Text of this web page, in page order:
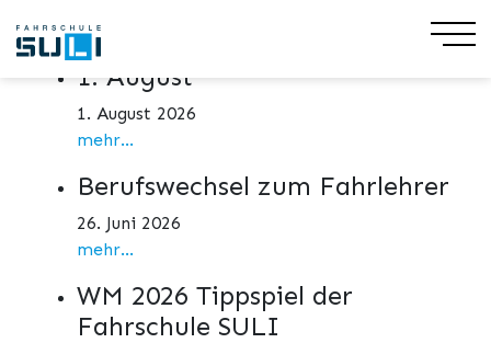
Aktuelles
1. August
1. August 2026
mehr...
Berufswechsel zum Fahrlehrer
26. Juni 2026
mehr...
WM 2026 Tippspiel der
Fahrschule SULI